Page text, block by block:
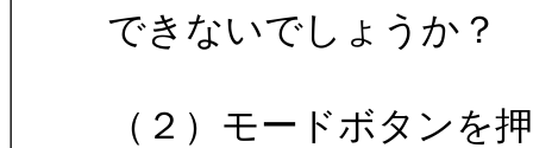
できないでしょうか？
（２）モードボタンを